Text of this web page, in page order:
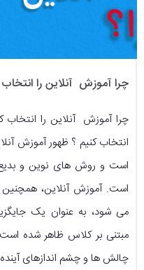
چرا آموزش آنلاین را
چرا آموزش آنلاین را
انتخاب کنیم ؟ ظهور آموزش
است و روش های نوین و بدیع
است. آموزش آنلاین، همچنین
می شود، به عنوان یک
مبتنی بر کلاس ظاهر شده است.
چالش ها و چشم اندازهای